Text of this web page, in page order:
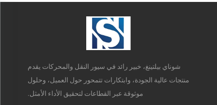
شوناي بيلتينغ، خبير رائد في سيور النقل والمحركات يقدم
منتجات عالية الجودة، وابتكارات تتمحور حول العميل، وحلول
موثوقة عبر القطاعات لتحقيق الأداء الأمثل.